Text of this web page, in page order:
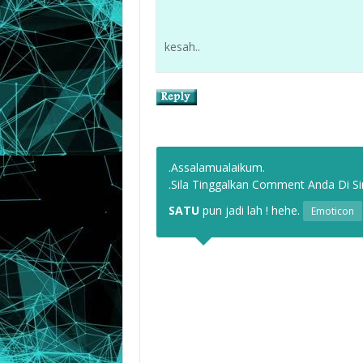
kesah..
.Assalamualaikum.
.Sila Tinggalkan Comment Anda Di
SATU pun jadi lah ! hehe. Emoticon